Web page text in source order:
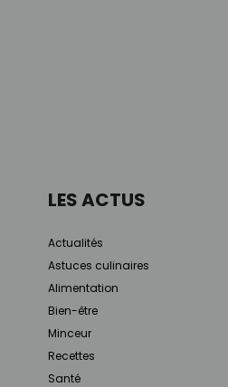
LES ACTUS
Actualités
Astuces culinaires
Alimentation
Bien-être
Minceur
Recettes
Santé